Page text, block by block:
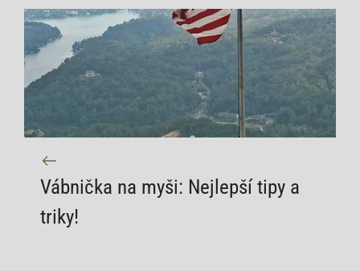
Vábnička na myši: Nejlepší tipy a
triky!